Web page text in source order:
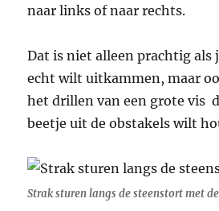
naar links of naar rechts.
Dat is niet alleen prachtig als
echt wilt uitkammen, maar
het drillen van een grote vis
beetje uit de obstakels wilt
Strak sturen langs de steenstort met